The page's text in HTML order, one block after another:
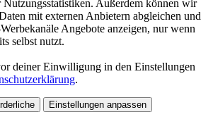
Außerdem können wir
mit externen Anbietern abgleichen und
Angebote anzeigen, nur wenn
selbst nutzt.
deiner Einwilligung in den Einstellungen
.
Einstellungen anpassen